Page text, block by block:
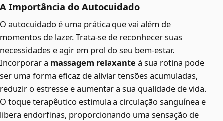
A Importância do Autocuidado
O autocuidado é uma prática que vai além de
momentos de lazer. Trata-se de reconhecer suas
necessidades e agir em prol do seu bem-estar.
Incorporar a massagem relaxante à sua rotina pode
ser uma forma eficaz de aliviar tensões acumuladas,
reduzir o estresse e aumentar a sua qualidade de vida.
O toque terapêutico estimula a circulação sanguínea e
libera endorfinas, proporcionando uma sensação de